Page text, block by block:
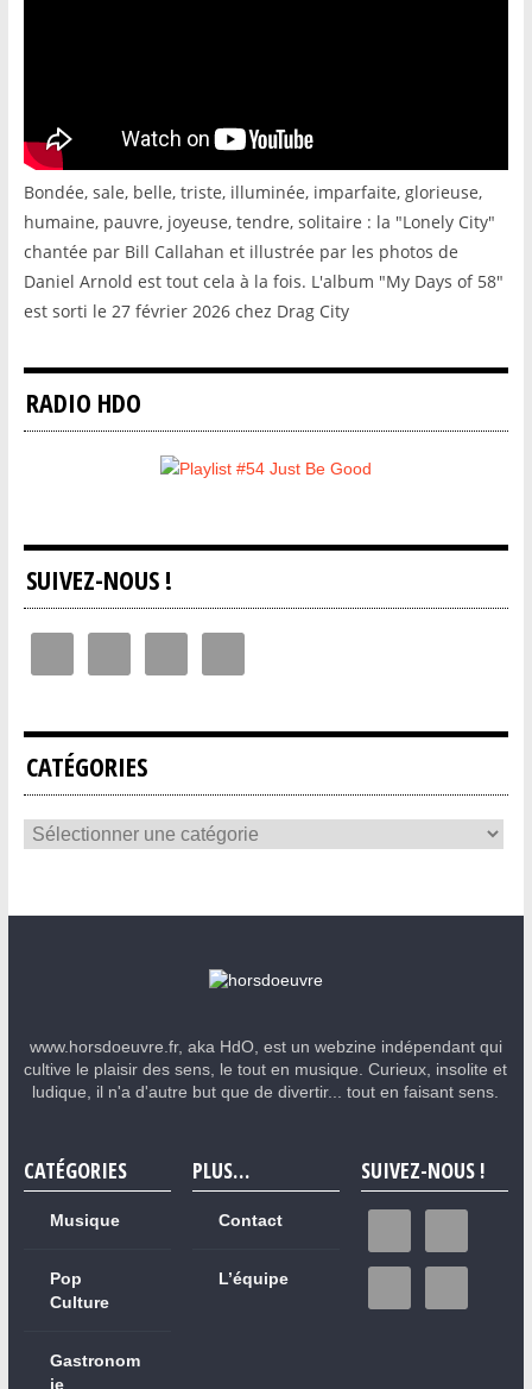
Bondée, sale, belle, triste, illuminée, imparfaite, glorieuse,
humaine, pauvre, joyeuse, tendre, solitaire : la "Lonely City"
chantée par Bill Callahan et illustrée par les photos de
Daniel Arnold est tout cela à la fois. L'album "My Days of 58"
est sorti le 27 février 2026 chez Drag City
RADIO HDO
SUIVEZ-NOUS !
CATÉGORIES
www.horsdoeuvre.fr, aka HdO, est un webzine indépendant qui
cultive le plaisir des sens, le tout en musique. Curieux, insolite et
ludique, il n'a d'autre but que de divertir... tout en faisant sens.
CATÉGORIES
Musique
Pop
Culture
Gastronom
ie
PLUS…
Contact
L’équipe
SUIVEZ-NOUS !